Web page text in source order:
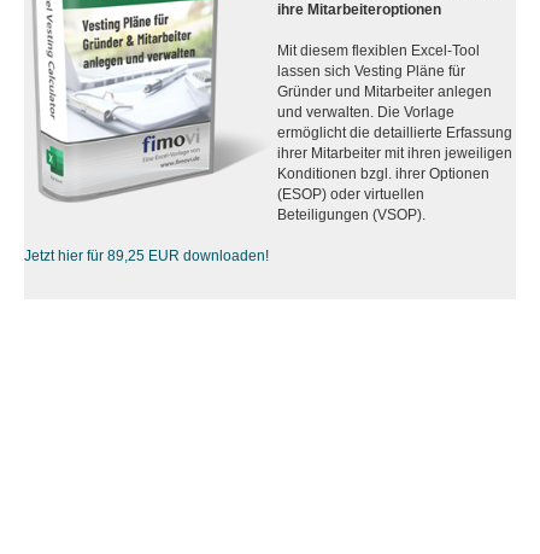
ihre Mitarbeiteroptionen
Mit diesem flexiblen Excel-Tool
lassen sich Vesting Pläne für
Gründer und Mitarbeiter anlegen
und verwalten. Die Vorlage
ermöglicht die detaillierte Erfassung
ihrer Mitarbeiter mit ihren jeweiligen
Konditionen bzgl. ihrer Optionen
(ESOP) oder virtuellen
Beteiligungen (VSOP).
Jetzt hier für 89,25 EUR downloaden!